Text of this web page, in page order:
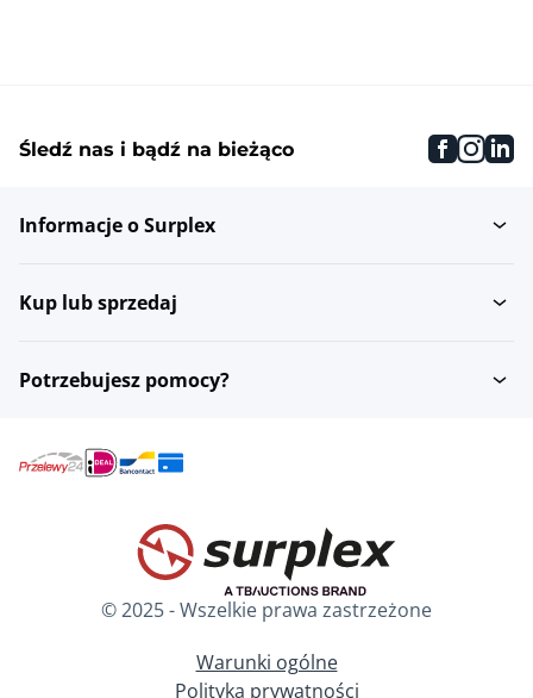
Śledź nas i bądź na bieżąco
Informacje o Surplex
Kup lub sprzedaj
Potrzebujesz pomocy?
© 2025 - Wszelkie prawa zastrzeżone
Warunki ogólne
Polityka prywatności